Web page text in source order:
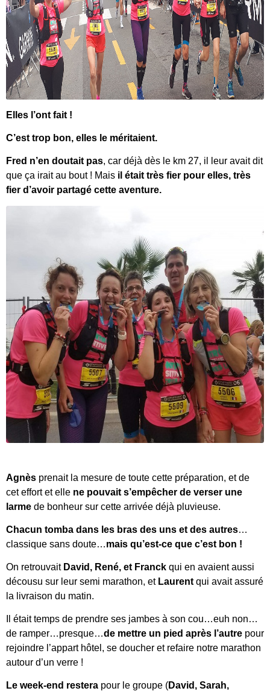
Elles l’ont fait !
C’est trop bon, elles le méritaient.
Fred n’en doutait pas, car déjà dès le km 27, il leur avait dit
que ça irait au bout ! Mais il était très fier pour elles, très
fier d’avoir partagé cette aventure.
Agnès prenait la mesure de toute cette préparation, et de
cet effort et elle ne pouvait s’empêcher de verser une
larme de bonheur sur cette arrivée déjà pluvieuse.
Chacun tomba dans les bras des uns et des autres…
classique sans doute…mais qu’est-ce que c’est bon !
On retrouvait David, René, et Franck qui en avaient aussi
décousu sur leur semi marathon, et Laurent qui avait assuré
la livraison du matin.
Il était temps de prendre ses jambes à son cou…euh non…
de ramper…presque…de mettre un pied après l’autre pour
rejoindre l’appart hôtel, se doucher et refaire notre marathon
autour d’un verre !
Le week-end restera pour le groupe (David, Sarah,